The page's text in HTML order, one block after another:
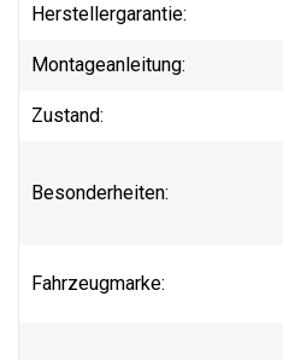
Herstellergarantie:
Montageanleitung:
Zustand:
Besonderheiten:
Fahrzeugmarke: